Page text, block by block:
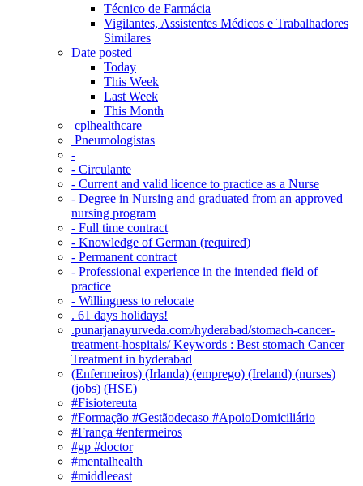
Técnico de Farmácia
Vigilantes, Assistentes Médicos e Trabalhadores
Similares
Date posted
Today
This Week
Last Week
This Month
‎ cplhealthcare‬
Pneumologistas
-
- Circulante
- Current and valid licence to practice as a Nurse
- Degree in Nursing and graduated from an approved
nursing program
- Full time contract
- Knowledge of German (required)
- Permanent contract
- Professional experience in the intended field of
practice
- Willingness to relocate
. 61 days holidays!
.punarjanayurveda.com/hyderabad/stomach-cancer-
treatment-hospitals/ Keywords : Best stomach Cancer
Treatment in hyderabad
(Enfermeiros) (Irlanda) (emprego) (Ireland) (nurses)
(jobs) (HSE)
#Fisiotereuta
#Formação #Gestãodecaso #ApoioDomiciliário
#França #enfermeiros
#gp #doctor
#mentalhealth
#middleeast